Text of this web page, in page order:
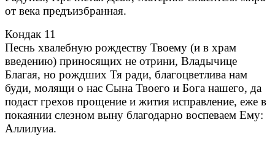
от века предъизбранная.
Кондак 11
Песнь хвалебную рождеству Твоему (и в храм
введению) приносящих не отрини, Владычице
Благая, но рождших Тя ради, благоцветлива нам
буди, молящи о нас Сына Твоего и Бога нашего, да
подаст грехов прощение и жития исправление, еже в
покаянии слезном выну благодарно воспеваем Ему:
Аллилуиа.